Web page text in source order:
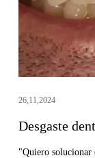
26,11,2024
Desgaste
"Quiero solucionar